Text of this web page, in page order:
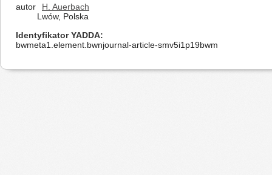
autor
H. Auerbach
Lwów, Polska
Identyfikator YADDA
bwmeta1.element.bwnjournal-article-smv5i1p19bwm